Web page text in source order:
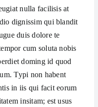
nulla facilisis at
dignissim qui blandit
duis dolore te
cum soluta nobis
doming id quod
Typi non habent
in iis qui facit eorum
insitam; est usus